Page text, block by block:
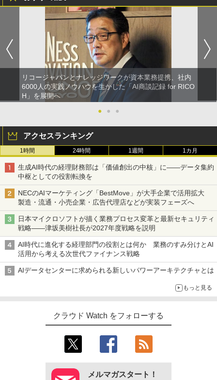
リコージャパンとナレッジワークが資本業務提携、社内
6000人の実践ノウハウを生かした「AI商談記録 for RICO
H」を展開へ
●
● ●
アクセスランキング
1時間 24時間 1週間 1カ月
生成AI時代の経理財務部は「価値創出の中核」に――データ集約
中枢としての役割転換を
NECのAIマーケティング「BestMove」が大手企業で活用拡大
製造・流通・小売企業・広告代理店などが実装フェーズへ
日本マイクロソフトが描く業務プロセス変革と最新セキュリティ
戦略――津坂美樹社長が2027年度戦略を説明
AI時代に進化する経理部門の役割とは何か 業務のすみ分けとAI
活用から考える次世代ファイナンス戦略
AIデータセンターに求められる新しいパワーアーキテクチャとは
もっと見る
クラウド Watch をフォローする
メルマガスタート！